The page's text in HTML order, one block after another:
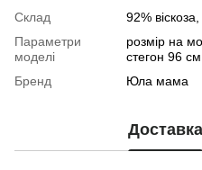
Склад
92%
Параметри
моделі
розмір на
стегон 96
Бренд
Юла мама
Доставка